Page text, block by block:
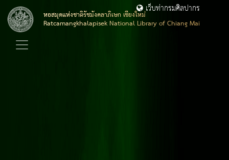
หอสมุดแห่งชาติรัชมังคลาภิเษก เชียงใหม่
Ratcamangkhalapisek National Library of Chiang Mai
เว็บท่ากรมศิลปากร